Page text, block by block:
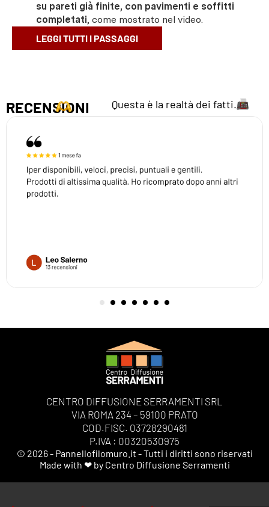
su pareti già finite, con pavimenti e soffitti
completati, come mostrato nel video.
LEGGI TUTTI I PASSAGGI
RECENSIONI Questa è la realtà dei fatti.
CENTRO DIFFUSIONE SERRAMENTI SRL
VIA ROMA 234 – 59100 PRATO
COD.FISC. 03728290481
P.IVA : 00320530975
© 2026 - Pannellofilomuro.it - Tutti i diritti sono riservati
Made with ❤ by Centro Diffusione Serramenti